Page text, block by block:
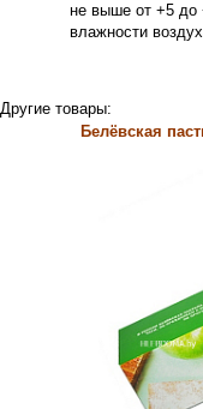
не выше от +5 до
влажности
Другие товары:
Белёвская